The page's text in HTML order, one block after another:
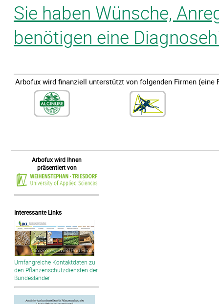
Sie haben Wünsche,
benötigen eine
Arbofux wird finanziell unterstützt von folgenden Firmen
Arbofux wird Ihnen
präsentiert von
Interessante Links
Umfangreiche Kontaktdaten zu
den Pflanzenschutzdiensten der
Bundesländer